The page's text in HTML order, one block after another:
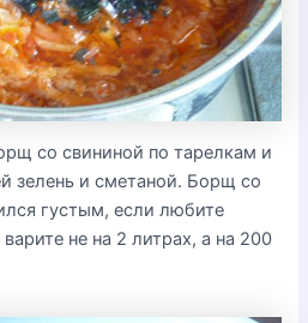
со свининой по тарелкам и
зелень и сметаной. Борщ со
густым, если любите
не на 2 литрах, а на 200